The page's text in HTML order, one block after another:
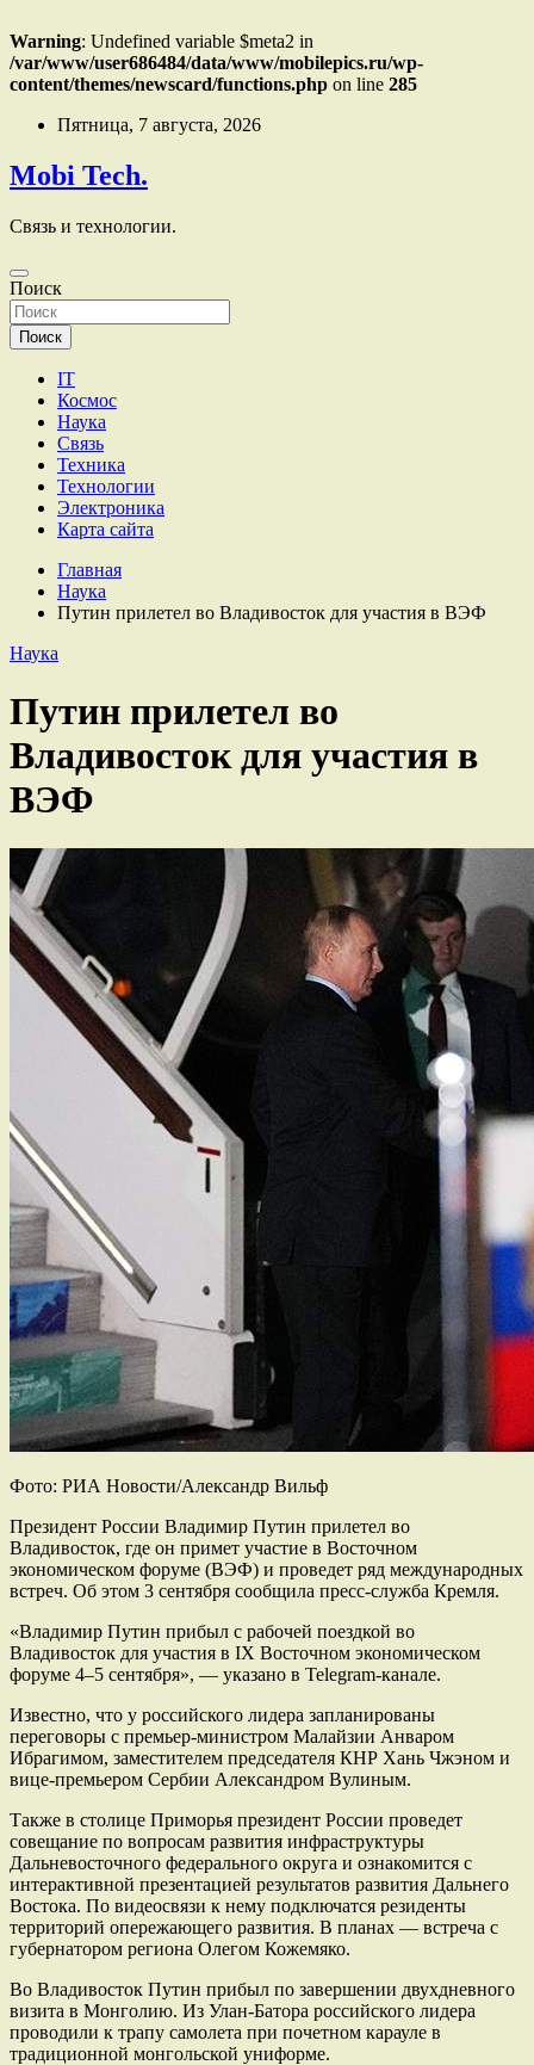
Warning: Undefined variable $meta2 in
/var/www/user686484/data/www/mobilepics.ru/wp-
content/themes/newscard/functions.php on line 285
Перейти
содержимому
Пятница, 7 августа, 2026
Mobi Tech.
Связь и технологии.
Поиск
Поиск
IT
Космос
Наука
Связь
Техника
Технологии
Электроника
Карта сайта
Главная
Наука
Путин прилетел во Владивосток для участия в ВЭФ
Наука
Путин прилетел во
Владивосток для участия в
ВЭФ
Фото: РИА Новости/Александр Вильф
Президент России Владимир Путин прилетел во
Владивосток, где он примет участие в Восточном
экономическом форуме (ВЭФ) и проведет ряд международных
встреч. Об этом 3 сентября сообщила пресс-служба Кремля.
«Владимир Путин прибыл с рабочей поездкой во
Владивосток для участия в IX Восточном экономическом
форуме 4–5 сентября», — указано в Telegram-канале.
Известно, что у российского лидера запланированы
переговоры с премьер-министром Малайзии Анваром
Ибрагимом, заместителем председателя КНР Хань Чжэном и
вице-премьером Сербии Александром Вулиным.
Также в столице Приморья президент России проведет
совещание по вопросам развития инфраструктуры
Дальневосточного федерального округа и ознакомится с
интерактивной презентацией результатов развития Дальнего
Востока. По видеосвязи к нему подключатся резиденты
территорий опережающего развития. В планах — встреча с
губернатором региона Олегом Кожемяко.
Во Владивосток Путин прибыл по завершении двухдневного
визита в Монголию. Из Улан-Батора российского лидера
проводили к трапу самолета при почетном карауле в
традиционной монгольской униформе.